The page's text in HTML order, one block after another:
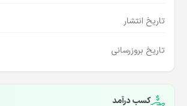
تاریخ انتشار
تاریخ بروزرسانی
کسب درآمد